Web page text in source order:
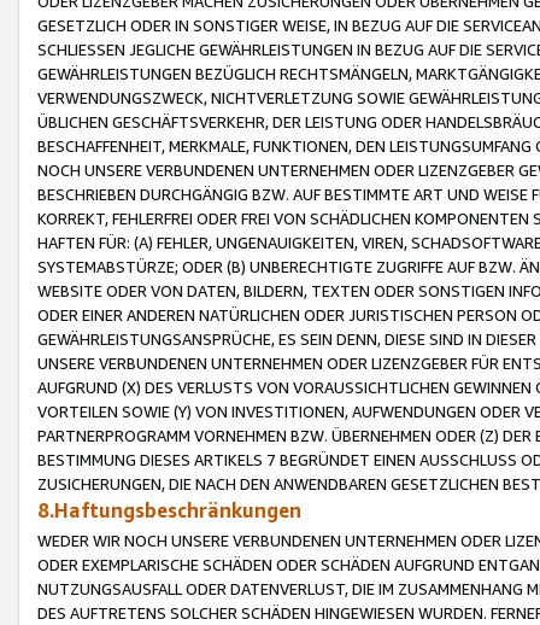
GESETZLICH ODER IN SONSTIGER WEISE, IN BEZUG AUF DIE
SCHLIESSEN JEGLICHE GEWÄHRLEISTUNGEN IN BEZUG AUF DIE
GEWÄHRLEISTUNGEN BEZÜGLICH RECHTSMÄNGELN,
VERWENDUNGSZWECK, NICHTVERLETZUNG SOWIE
ÜBLICHEN GESCHÄFTSVERKEHR, DER LEISTUNG ODER
BESCHAFFENHEIT, MERKMALE, FUNKTIONEN, DEN
NOCH UNSERE VERBUNDENEN UNTERNEHMEN ODER LIZENZGEBER
BESCHRIEBEN DURCHGÄNGIG BZW. AUF BESTIMMTE ART UND
KORREKT, FEHLERFREI ODER FREI VON SCHÄDLICHEN
HAFTEN FÜR: (A) FEHLER, UNGENAUIGKEITEN, VIREN,
SYSTEMABSTÜRZE; ODER (B) UNBERECHTIGTE ZUGRIFFE AUF BZW.
WEBSITE ODER VON DATEN, BILDERN, TEXTEN ODER SONSTIGEN
ODER EINER ANDEREN NATÜRLICHEN ODER JURISTISCHEN PERSON
GEWÄHRLEISTUNGSANSPRÜCHE, ES SEIN DENN, DIESE SIND IN
UNSERE VERBUNDENEN UNTERNEHMEN ODER LIZENZGEBER FÜR
AUFGRUND (X) DES VERLUSTS VON VORAUSSICHTLICHEN
VORTEILEN SOWIE (Y) VON INVESTITIONEN, AUFWENDUNGEN ODER
PARTNERPROGRAMM VORNEHMEN BZW. ÜBERNEHMEN ODER (Z)
BESTIMMUNG DIESES ARTIKELS 7 BEGRÜNDET EINEN AUSSCHLUSS
ZUSICHERUNGEN, DIE NACH DEN ANWENDBAREN GESETZLICHEN
8.Haftungsbeschränkungen
WEDER WIR NOCH UNSERE VERBUNDENEN UNTERNEHMEN ODER
ODER EXEMPLARISCHE SCHÄDEN ODER SCHÄDEN AUFGRUND
NUTZUNGSAUSFALL ODER DATENVERLUST, DIE IM ZUSAMMENHANG
DES AUFTRETENS SOLCHER SCHÄDEN HINGEWIESEN WURDEN.